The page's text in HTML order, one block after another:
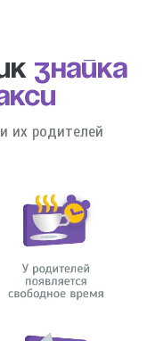
Знайка
их родителей